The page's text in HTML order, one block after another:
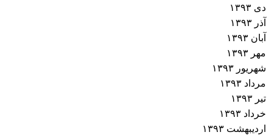
دی ۱۳۹۳
آذر ۱۳۹۳
آبان ۱۳۹۳
مهر ۱۳۹۳
شهریور ۱۳۹۳
مرداد ۱۳۹۳
تیر ۱۳۹۳
خرداد ۱۳۹۳
اردیبهشت ۱۳۹۳